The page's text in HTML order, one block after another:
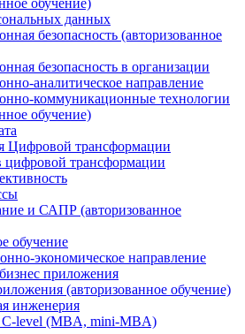
обучение)
данных
безопасность (авторизованное
безопасность в организации
аналитическое направление
коммуникационные технологии
обучение)
Цифровой трансформации
цифровой трансформации
и САПР (авторизованное
обучение
экономическое направление
приложения
(авторизованное обучение)
инженерия
level (MBA, mini-MBA)